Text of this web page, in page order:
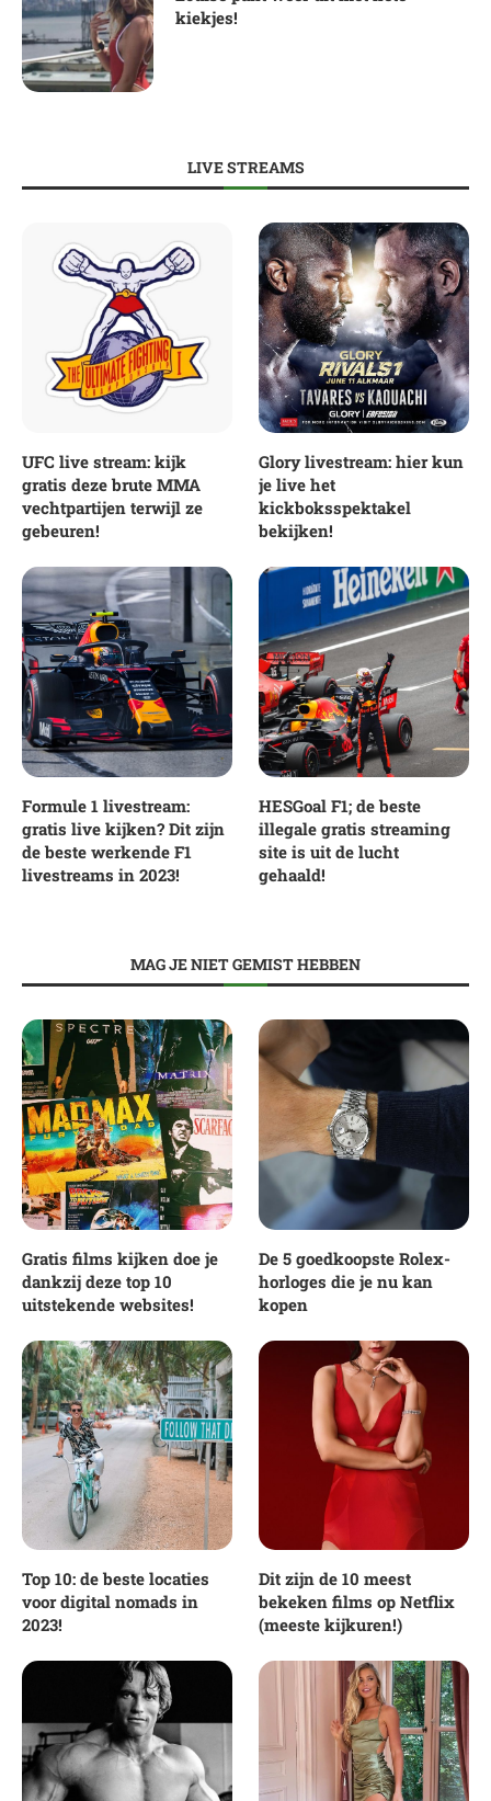
kiekjes!
LIVE STREAMS
UFC live stream: kijk
gratis deze brute MMA
vechtpartijen terwijl ze
gebeuren!
Glory livestream: hier kun
je live het
kickboksspektakel
bekijken!
Formule 1 livestream:
gratis live kijken? Dit zijn
de beste werkende F1
livestreams in 2023!
HESGoal F1; de beste
illegale gratis streaming
site is uit de lucht
gehaald!
MAG JE NIET GEMIST HEBBEN
Gratis films kijken doe je
dankzij deze top 10
uitstekende websites!
De 5 goedkoopste Rolex-
horloges die je nu kan
kopen
Top 10: de beste locaties
voor digital nomads in
2023!
Dit zijn de 10 meest
bekeken films op Netflix
(meeste kijkuren!)